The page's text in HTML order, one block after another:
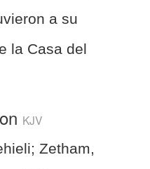
a su
la Casa del
KJV
Zetham,